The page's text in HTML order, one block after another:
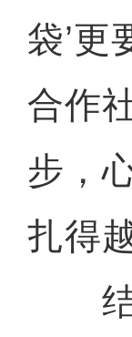
袋’更
合作
步，
扎得
结